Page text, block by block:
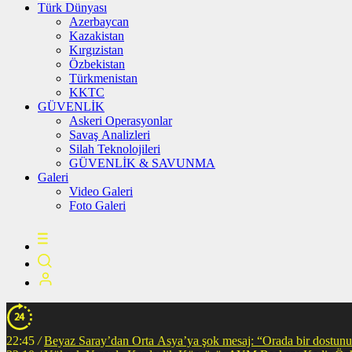
Türk Dünyası
Azerbaycan
Kazakistan
Kırgızistan
Özbekistan
Türkmenistan
KKTC
GÜVENLİK
Askeri Operasyonlar
Savaş Analizleri
Silah Teknolojileri
GÜVENLİK & SAVUNMA
Galeri
Video Galeri
Foto Galeri
22:45 / Beyaz Saray’dan Orta Asya’ya şok mesaj: “Orada bir